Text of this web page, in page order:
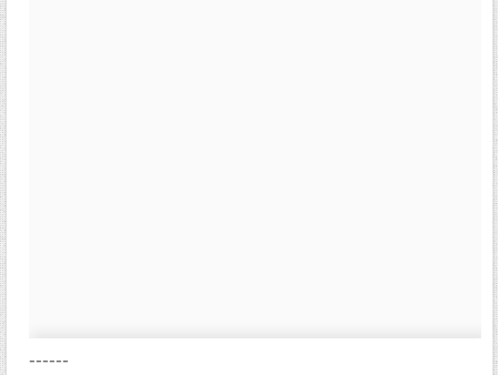
------